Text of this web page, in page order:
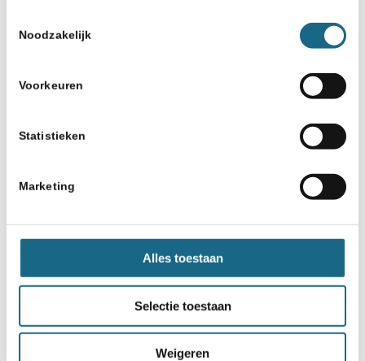
Noodzakelijk
Voorkeuren
Statistieken
Marketing
Alles toestaan
Selectie toestaan
Weigeren
Schaken.nl wordt mede mogelijk gemaakt